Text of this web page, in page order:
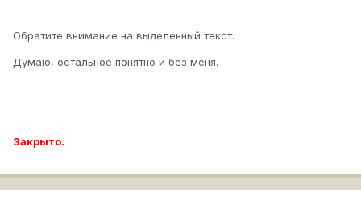
Обратите внимание на выделенный текст.
Думаю, остальное понятно и без меня.
Закрыто.